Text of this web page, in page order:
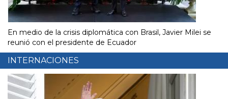
En medio de la crisis diplomática con Brasil, Javier Milei se
reunió con el presidente de Ecuador
INTERNACIONES